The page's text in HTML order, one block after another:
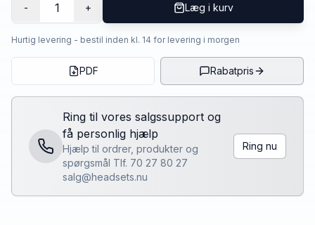
- 1 + Læg i kurv
Hurtig levering - bestil inden kl. 14 for levering i morgen
PDF Rabatpris
Ring til vores salgssupport og
få personlig hjælp
Hjælp til ordrer, produkter og
spørgsmål Tlf. 70 27 80 27
salg@headsets.nu
Ring nu